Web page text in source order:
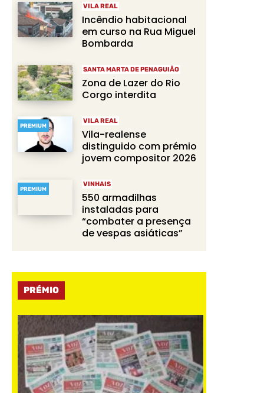
VILA REAL
Incêndio habitacional
em curso na Rua Miguel
Bombarda
SANTA MARTA DE PENAGUIÃO
Zona de Lazer do Rio
Corgo interdita
PREMIUM
VILA REAL
Vila-realense
distinguido com prémio
jovem compositor 2026
PREMIUM
VINHAIS
550 armadilhas
instaladas para
“combater a presença
de vespas asiáticas”
PRÉMIO